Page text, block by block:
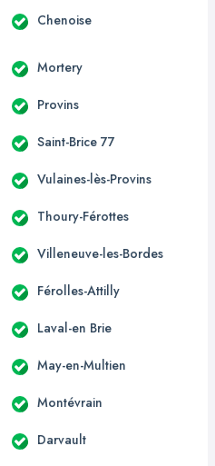
Chenoise
Mortery
Provins
Saint-Brice 77
Vulaines-lès-Provins
Thoury-Férottes
Villeneuve-les-Bordes
Férolles-Attilly
Laval-en Brie
May-en-Multien
Montévrain
Darvault